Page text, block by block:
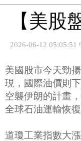
【美股
2026-06-12 05:05:51
美國股市今天勁
現，國際油價則
空襲伊朗的計畫
全球石油運輸恢復
道瓊工業指數大